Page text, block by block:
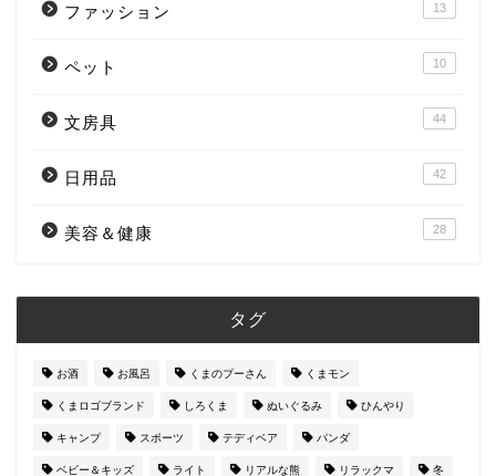
ファッション 13
ペット 10
文房具 44
日用品 42
美容＆健康 28
タグ
お酒 お風呂 くまのプーさん くまモン
くまロゴブランド しろくま ぬいぐるみ ひんやり
キャンプ スポーツ テディベア パンダ
ベビー＆キッズ ライト リアルな熊 リラックマ 冬